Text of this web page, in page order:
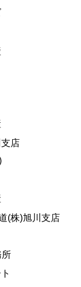
店
(株)旭川支店
所